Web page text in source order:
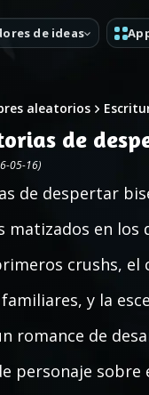
de ideas
aleatorios
de
05-16)
de despertar
en los
crushs, el
y la
romance de
personaje